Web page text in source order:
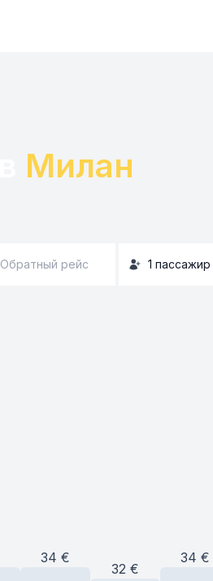
Милан
Обратный рейс 1 пассажир
34 €
32 €
34 €